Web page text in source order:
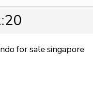
for sale singapore